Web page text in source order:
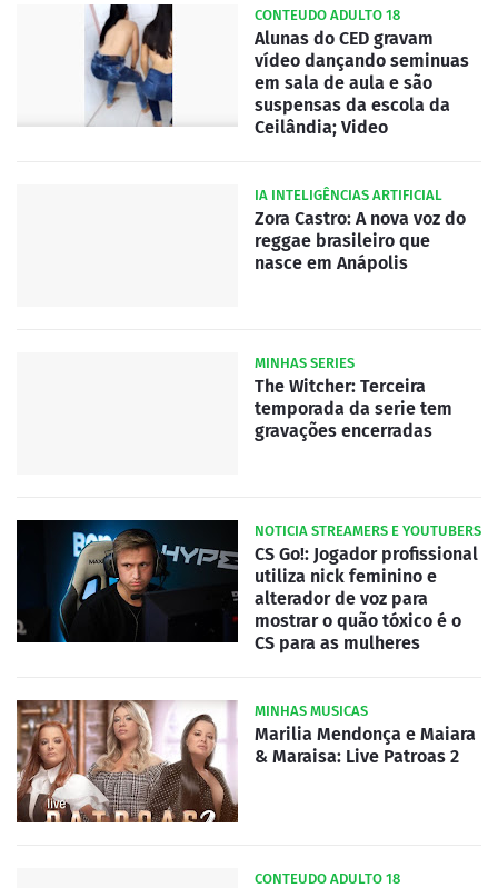
CONTEUDO ADULTO 18
Alunas do CED gravam
vídeo dançando seminuas
em sala de aula e são
suspensas da escola da
Ceilândia; Video
IA INTELIGÊNCIAS ARTIFICIAL
Zora Castro: A nova voz do
reggae brasileiro que
nasce em Anápolis
MINHAS SERIES
The Witcher: Terceira
temporada da serie tem
gravações encerradas
NOTICIA STREAMERS E YOUTUBERS
CS Go!: Jogador profissional
utiliza nick feminino e
alterador de voz para
mostrar o quão tóxico é o
CS para as mulheres
MINHAS MUSICAS
Marilia Mendonça e Maiara
& Maraisa: Live Patroas 2
CONTEUDO ADULTO 18